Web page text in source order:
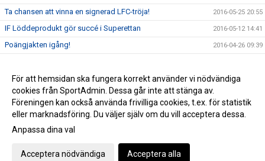
Ta chansen att vinna en signerad LFC-tröja! 2016-05-25 20:55
IF Löddeprodukt gör succé i Superettan 2016-05-12 14:41
Poängjakten igång! 2016-04-26 09:39
Nu är vi live med nya sidan! 2016-04-01 06:20
P00 vinnare i Future Cup! 2016-03-28 22:49
Gå till Webbversion
För att hemsidan ska fungera korrekt använder vi nödvändiga
cookies från SportAdmin. Dessa går inte att stänga av.
Föreningen kan också använda frivilliga cookies, t.ex. för statistik
eller marknadsföring. Du väljer själv om du vill acceptera dessa.
Anpassa dina val
Acceptera nödvändiga Acceptera alla